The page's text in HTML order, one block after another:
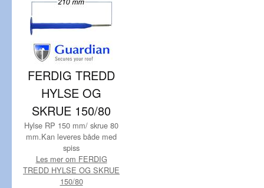
FERDIG TREDD
HYLSE OG
SKRUE 150/80
Hylse RP 150 mm/ skrue 80
mm.Kan leveres både med
spiss
Les mer om FERDIG
TREDD HYLSE OG SKRUE
150/80